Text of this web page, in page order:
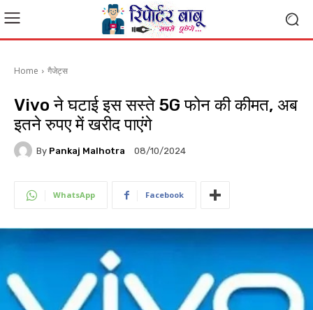
Home गैजेट्स
Vivo ने घटाई इस सस्ते 5G फोन की कीमत, अब
इतने रुपए में खरीद पाएंगे
By Pankaj Malhotra 08/10/2024
WhatsApp Facebook